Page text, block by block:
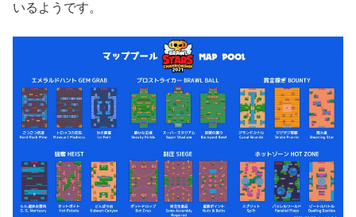
いるようです。